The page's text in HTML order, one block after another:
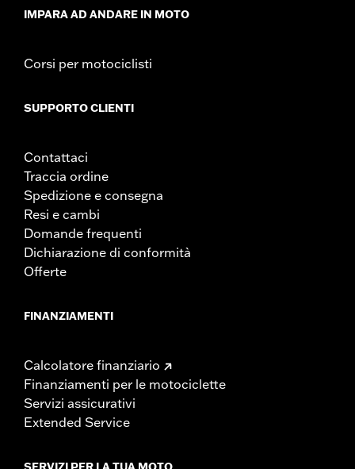
IMPARA AD ANDARE IN MOTO
Corsi per motociclisti
SUPPORTO CLIENTI
Contattaci
Traccia ordine
Spedizione e consegna
Resi e cambi
Domande frequenti
Dichiarazione di conformità
Offerte
FINANZIAMENTI
Calcolatore finanziario
Finanziamenti per le motociclette
Servizi assicurativi
Extended Service